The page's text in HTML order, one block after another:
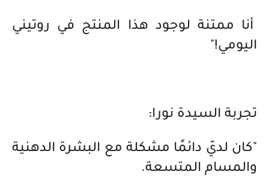
أنا ممتنة لوجود هذا المنتج في روتيني
اليومي!"
تجربة السيدة نورا:
"كان لديّ دائمًا مشكلة مع البشرة الدهنية
والمسام المتسعة.